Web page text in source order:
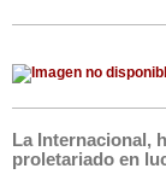
La Internacional,
proletariado en